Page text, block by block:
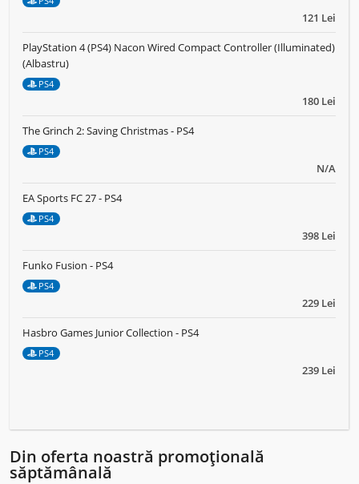
121 Lei
180 Lei
PlayStation 4 (PS4) Nacon Wired Compact Controller (Illuminated)
(Albastru)
PS4
N/A
The Grinch 2: Saving Christmas - PS4
PS4
398 Lei
EA Sports FC 27 - PS4
PS4
229 Lei
Funko Fusion - PS4
PS4
239 Lei
Hasbro Games Junior Collection - PS4
PS4
Din oferta noastră promoțională
săptămânală